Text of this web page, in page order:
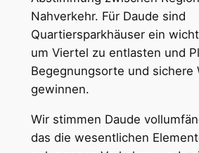
Nahverkehr. Für Daude sind
Quartiersparkhäuser ein
um Viertel zu entlasten und
Begegnungsorte und sichere
gewinnen.
Wir stimmen Daude
das die wesentlichen